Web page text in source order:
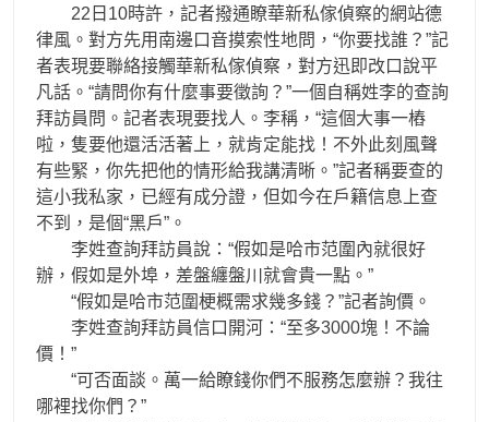
22日10時許，記者撥通瞭華新私傢偵察的網站德
律風。對方先用南邊口音摸索性地問，“你要找誰？”記
者表現要聯絡接觸華新私傢偵察，對方迅即改口說平
凡話。“請問你有什麼事要徵詢？”一個自稱姓李的查詢
拜訪員問。記者表現要找人。李稱，“這個大事一樁
啦，隻要他還活活著上，就肯定能找！不外此刻風聲
有些緊，你先把他的情形給我講清晰。”記者稱要查的
這小我私家，已經有成分證，但如今在戶籍信息上查
不到，是個“黑戶”。
李姓查詢拜訪員說：“假如是哈市范圍內就很好
辦，假如是外埠，差盤纏盤川就會貴一點。”
“假如是哈市范圍梗概需求幾多錢？”記者詢價。
李姓查詢拜訪員信口開河：“至多3000塊！不論
價！”
“可否面談。萬一給瞭錢你們不服務怎麼辦？我往
哪裡找你們？”